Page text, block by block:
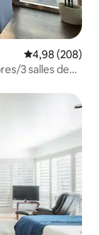
Évaluation
4,98 (208)
3 salles de